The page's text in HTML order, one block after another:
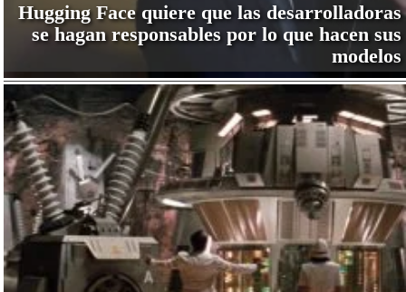
Hugging Face quiere que las desarrolladoras
se hagan responsables por lo que hacen sus
modelos